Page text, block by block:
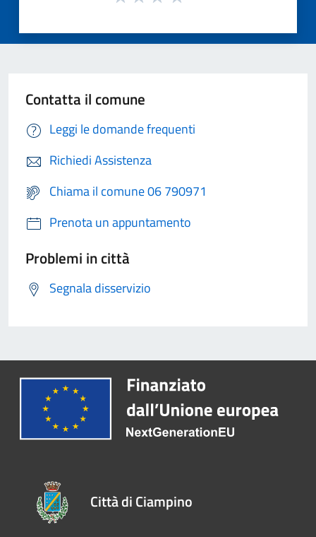
Contatta il comune
Leggi le domande frequenti
Richiedi Assistenza
Chiama il comune 06 790971
Prenota un appuntamento
Problemi in città
Segnala disservizio
Città di Ciampino